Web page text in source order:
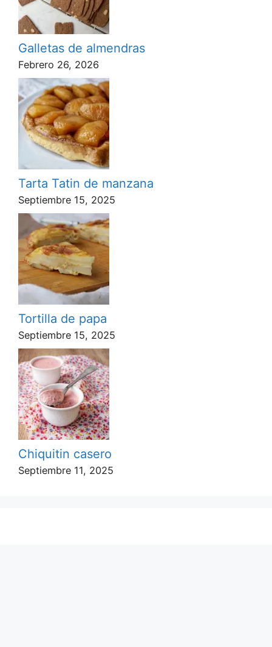
Galletas de almendras
Febrero 26, 2026
Tarta Tatin de manzana
Septiembre 15, 2025
Tortilla de papa
Septiembre 15, 2025
Chiquitin casero
Septiembre 11, 2025